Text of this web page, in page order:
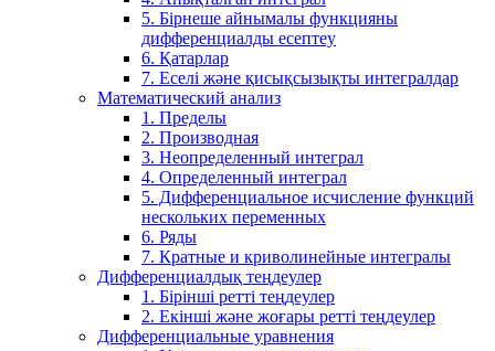
5. Бірнеше айнымалы функцияны
дифференциалды есептеу
6. Қатарлар
7. Еселі және қисықсызықты интегралдар
Математический анализ
1. Пределы
2. Производная
3. Неопределенный интеграл
4. Определенный интеграл
5. Дифференциальное исчисление функций
нескольких переменных
6. Ряды
7. Кратные и криволинейные интегралы
Дифференциалдық теңдеулер
1. Бірінші ретті теңдеулер
2. Екінші және жоғары ретті теңдеулер
Дифференциальные уравнения